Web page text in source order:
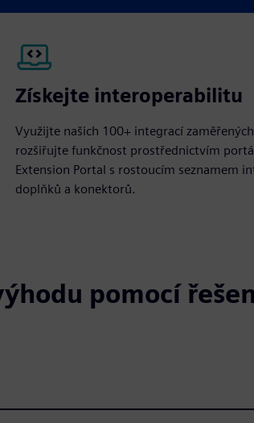
Získejte interoperabilitu
Využijte našich 100+ integrací
rozšiřujte funkčnost prostřednictvím
Extension Portal s rostoucím seznamem
doplňků a konektorů.
pomocí